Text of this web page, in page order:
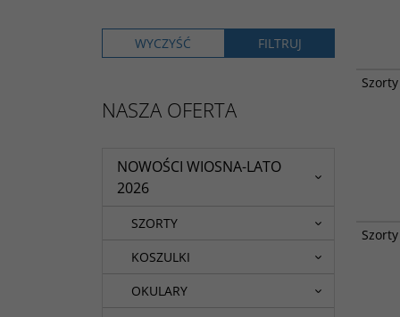
NASZA OFERTA
NOWOŚCI WIOSNA-LATO
2026
SZORTY
KOSZULKI
OKULARY